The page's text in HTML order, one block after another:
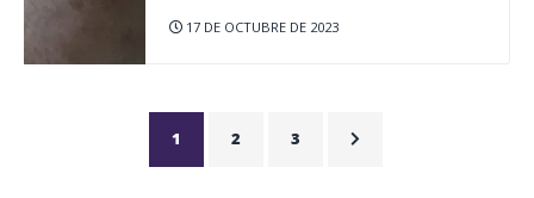
17 DE OCTUBRE DE 2023
1 2 3